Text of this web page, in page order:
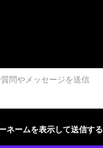
ネームを表示して送信する